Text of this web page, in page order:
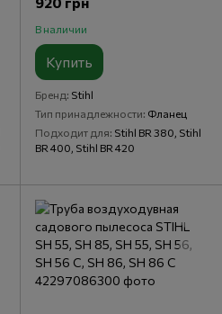
В наличии
Купить
Бренд Stihl
Тип принадлежности Фланец
Подходит для Stihl BR 380, Stihl
BR 400, Stihl BR 420